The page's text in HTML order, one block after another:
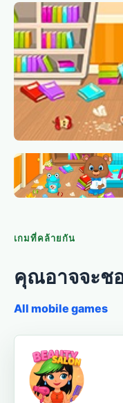
เกมที่คล้ายกัน
คุณอาจจะช
All mobile games